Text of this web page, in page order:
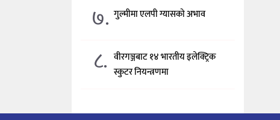
७. गुल्मीमा एलपी ग्यासको अभाव
८. वीरगञ्जबाट १४ भारतीय इलेक्ट्रिक
स्कुटर नियन्त्रणमा